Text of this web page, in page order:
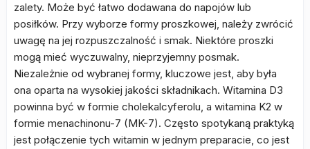
zalety. Może być łatwo dodawana do napojów lub
posiłków. Przy wyborze formy proszkowej, należy zwrócić
uwagę na jej rozpuszczalność i smak. Niektóre proszki
mogą mieć wyczuwalny, nieprzyjemny posmak.
Niezależnie od wybranej formy, kluczowe jest, aby była
ona oparta na wysokiej jakości składnikach. Witamina D3
powinna być w formie cholekalcyferolu, a witamina K2 w
formie menachinonu-7 (MK-7). Często spotykaną praktyką
jest połączenie tych witamin w jednym preparacie, co jest